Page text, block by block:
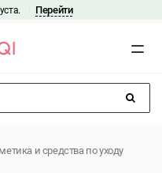
Перейти
и средства по уходу